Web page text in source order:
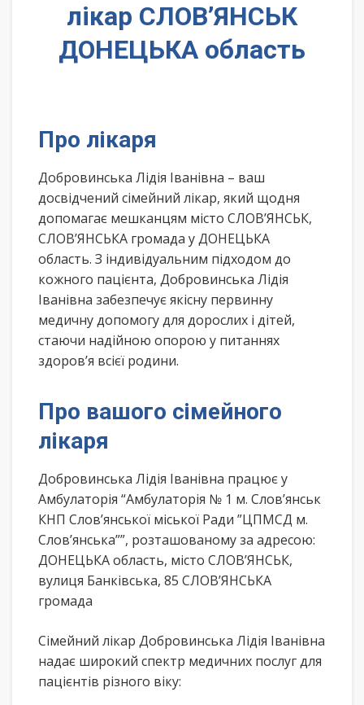
лікар СЛОВ’ЯНСЬК
ДОНЕЦЬКА область
Про лікаря
Добровинська Лідія Іванівна – ваш
досвідчений сімейний лікар, який щодня
допомагає мешканцям місто СЛОВ’ЯНСЬК,
СЛОВ’ЯНСЬКА громада у ДОНЕЦЬКА
область. З індивідуальним підходом до
кожного пацієнта, Добровинська Лідія
Іванівна забезпечує якісну первинну
медичну допомогу для дорослих і дітей,
стаючи надійною опорою у питаннях
здоров’я всієї родини.
Про вашого сімейного
лікаря
Добровинська Лідія Іванівна працює у
Амбулаторія “Амбулаторія № 1 м. Слов’янськ
КНП Слов’янської міської Ради ”ЦПМСД м.
Слов’янська””, розташованому за адресою:
ДОНЕЦЬКА область, місто СЛОВ’ЯНСЬК,
вулиця Банківська, 85 СЛОВ’ЯНСЬКА
громада
Сімейний лікар Добровинська Лідія Іванівна
надає широкий спектр медичних послуг для
пацієнтів різного віку: